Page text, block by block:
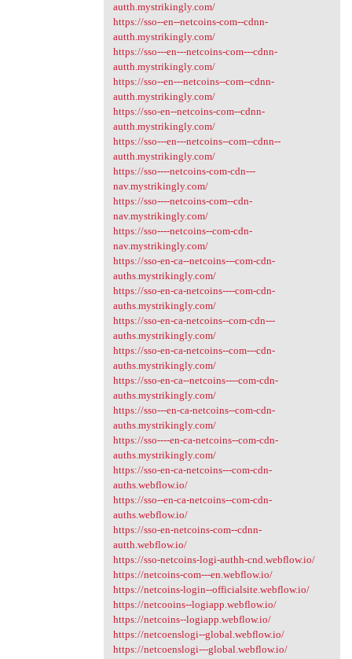
autth.mystrikingly.com/
https://sso--en--netcoins-com--cdnn-
autth.mystrikingly.com/
https://sso---en---netcoins-com---cdnn-
autth.mystrikingly.com/
https://sso--en---netcoins--com--cdnn-
autth.mystrikingly.com/
https://sso-en--netcoins-com--cdnn-
autth.mystrikingly.com/
https://sso---en---netcoins--com--cdnn--
autth.mystrikingly.com/
https://sso----netcoins-com-cdn---
nav.mystrikingly.com/
https://sso----netcoins-com--cdn-
nav.mystrikingly.com/
https://sso----netcoins--com-cdn-
nav.mystrikingly.com/
https://sso-en-ca--netcoins---com-cdn-
auths.mystrikingly.com/
https://sso-en-ca-netcoins----com-cdn-
auths.mystrikingly.com/
https://sso-en-ca-netcoins--com-cdn---
auths.mystrikingly.com/
https://sso-en-ca-netcoins--com---cdn-
auths.mystrikingly.com/
https://sso-en-ca--netcoins----com-cdn-
auths.mystrikingly.com/
https://sso---en-ca-netcoins--com-cdn-
auths.mystrikingly.com/
https://sso----en-ca-netcoins--com-cdn-
auths.mystrikingly.com/
https://sso-en-ca-netcoins---com-cdn-
auths.webflow.io/
https://sso--en-ca-netcoins--com-cdn-
auths.webflow.io/
https://sso-en-netcoins-com--cdnn-
autth.webflow.io/
https://sso-netcoins-logi-authh-cnd.webflow.io/
https://netcoins-com---en.webflow.io/
https://netcoins-login--officialsite.webflow.io/
https://netcooins--logiapp.webflow.io/
https://netcoins--logiapp.webflow.io/
https://netcoenslogi--global.webflow.io/
https://netcoenslogi---global.webflow.io/